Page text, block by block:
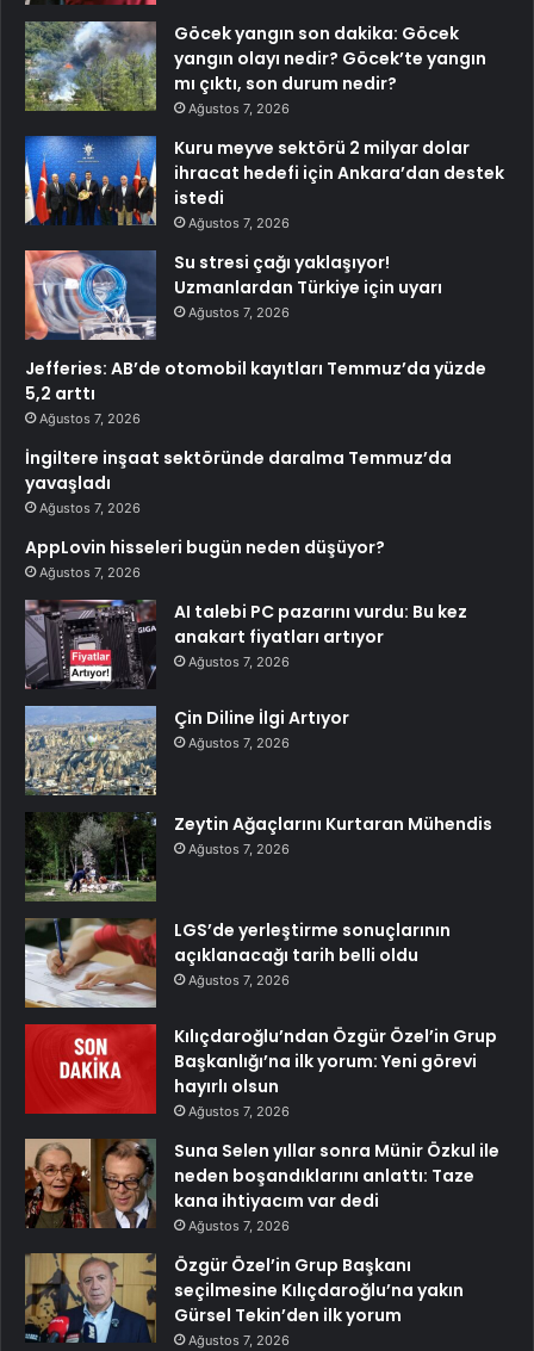
Göcek yangın son dakika: Göcek
yangın olayı nedir? Göcek’te yangın
mı çıktı, son durum nedir?
Ağustos 7, 2026
Kuru meyve sektörü 2 milyar dolar
ihracat hedefi için Ankara’dan destek
istedi
Ağustos 7, 2026
Su stresi çağı yaklaşıyor!
Uzmanlardan Türkiye için uyarı
Ağustos 7, 2026
Jefferies: AB’de otomobil kayıtları Temmuz’da yüzde
5,2 arttı
Ağustos 7, 2026
İngiltere inşaat sektöründe daralma Temmuz’da
yavaşladı
Ağustos 7, 2026
AppLovin hisseleri bugün neden düşüyor?
Ağustos 7, 2026
AI talebi PC pazarını vurdu: Bu kez
anakart fiyatları artıyor
Ağustos 7, 2026
Çin Diline İlgi Artıyor
Ağustos 7, 2026
Zeytin Ağaçlarını Kurtaran Mühendis
Ağustos 7, 2026
LGS’de yerleştirme sonuçlarının
açıklanacağı tarih belli oldu
Ağustos 7, 2026
Kılıçdaroğlu’ndan Özgür Özel’in Grup
Başkanlığı’na ilk yorum: Yeni görevi
hayırlı olsun
Ağustos 7, 2026
Suna Selen yıllar sonra Münir Özkul ile
neden boşandıklarını anlattı: Taze
kana ihtiyacım var dedi
Ağustos 7, 2026
Özgür Özel’in Grup Başkanı
seçilmesine Kılıçdaroğlu’na yakın
Gürsel Tekin’den ilk yorum
Ağustos 7, 2026